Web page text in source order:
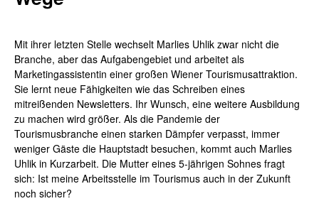
Mit ihrer letzten Stelle wechselt Marlies Uhlik zwar nicht die
Branche, aber das Aufgabengebiet und arbeitet als
Marketingassistentin einer großen Wiener Tourismusattraktion.
Sie lernt neue Fähigkeiten wie das Schreiben eines
mitreißenden Newsletters. Ihr Wunsch, eine weitere Ausbildung
zu machen wird größer. Als die Pandemie der
Tourismusbranche einen starken Dämpfer verpasst, immer
weniger Gäste die Hauptstadt besuchen, kommt auch Marlies
Uhlik in Kurzarbeit. Die Mutter eines 5-jährigen Sohnes fragt
sich: Ist meine Arbeitsstelle im Tourismus auch in der Zukunft
noch sicher?